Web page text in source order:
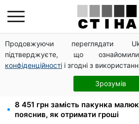
Продовжуючи переглядати
підтверджуєте, що
конфіденційності і згодні з
Зрозумів
Пенсія по інвалідності III групи з
до 10 625 грн — хто скільки
Мавіки, зарядні станції та
Християнський корпус передав
Запорізький та Покровський
8 451 грн замість пакунка
пояснив, як отримати гроші